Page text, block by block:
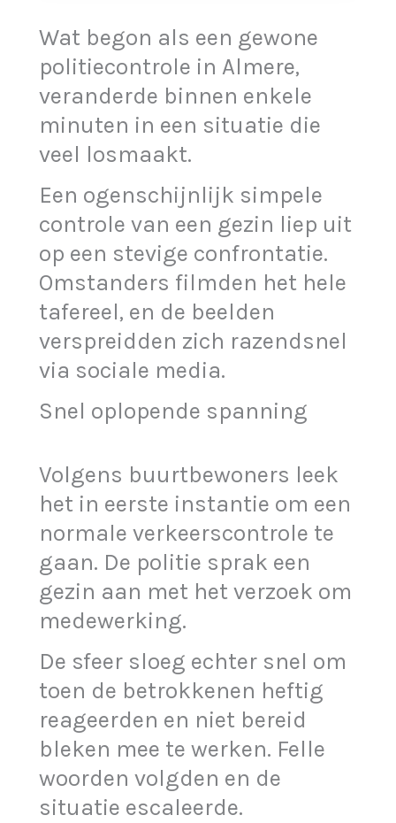
Wat begon als een gewone
politiecontrole in Almere,
veranderde binnen enkele
minuten in een situatie die
veel losmaakt.
Een ogenschijnlijk simpele
controle van een gezin liep uit
op een stevige confrontatie.
Omstanders filmden het hele
tafereel, en de beelden
verspreidden zich razendsnel
via sociale media.
Snel oplopende spanning
Volgens buurtbewoners leek
het in eerste instantie om een
normale verkeerscontrole te
gaan. De politie sprak een
gezin aan met het verzoek om
medewerking.
De sfeer sloeg echter snel om
toen de betrokkenen heftig
reageerden en niet bereid
bleken mee te werken. Felle
woorden volgden en de
situatie escaleerde.